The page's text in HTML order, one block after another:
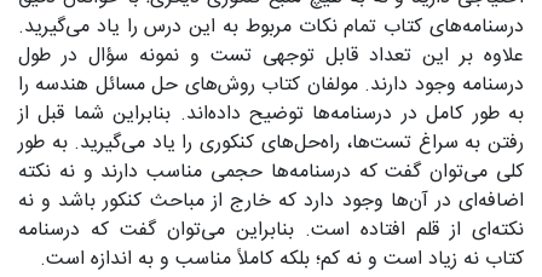
درسنامه‌های کتاب تمام نکات مربوط به این درس را یاد می‌گیرید.
علاوه بر این تعداد قابل توجهی تست و نمونه سؤال در طول
درسنامه وجود دارند. مولفان کتاب روش‌های حل مسائل هندسه را
به طور کامل در درسنامه‌ها توضیح داده‌اند. بنابراین شما قبل از
رفتن به سراغ تست‌ها، راه‌حل‌های کنکوری را یاد می‌گیرید. به طور
کلی می‌توان گفت که درسنامه‌ها حجمی مناسب دارند و نه نکته
اضافه‌ای در آن‌ها وجود دارد که خارج از مباحث کنکور باشد و نه
نکته‌ای از قلم افتاده است. بنابراین می‌توان گفت که درسنامه
کتاب نه زیاد است و نه کم؛ بلکه کاملاً مناسب و به اندازه است.